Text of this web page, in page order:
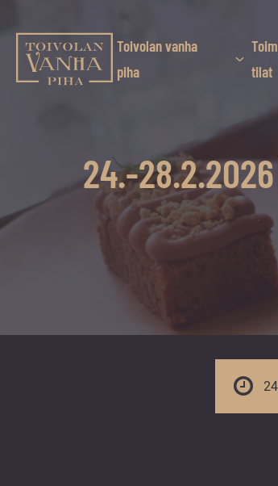
sisältöön
Toivolan vanha piha
ja
hetkiä
Toivolan vanha
piha
tilat
24.-28.2.2026